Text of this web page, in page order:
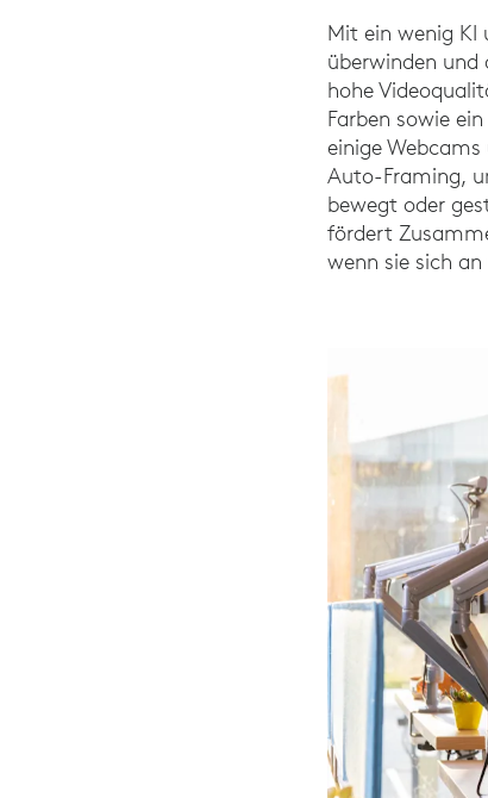
Mit ein wenig KI
überwinden und
hohe
Farben sowie
einige
Auto-Framing,
bewegt oder
fördert
wenn sie sich